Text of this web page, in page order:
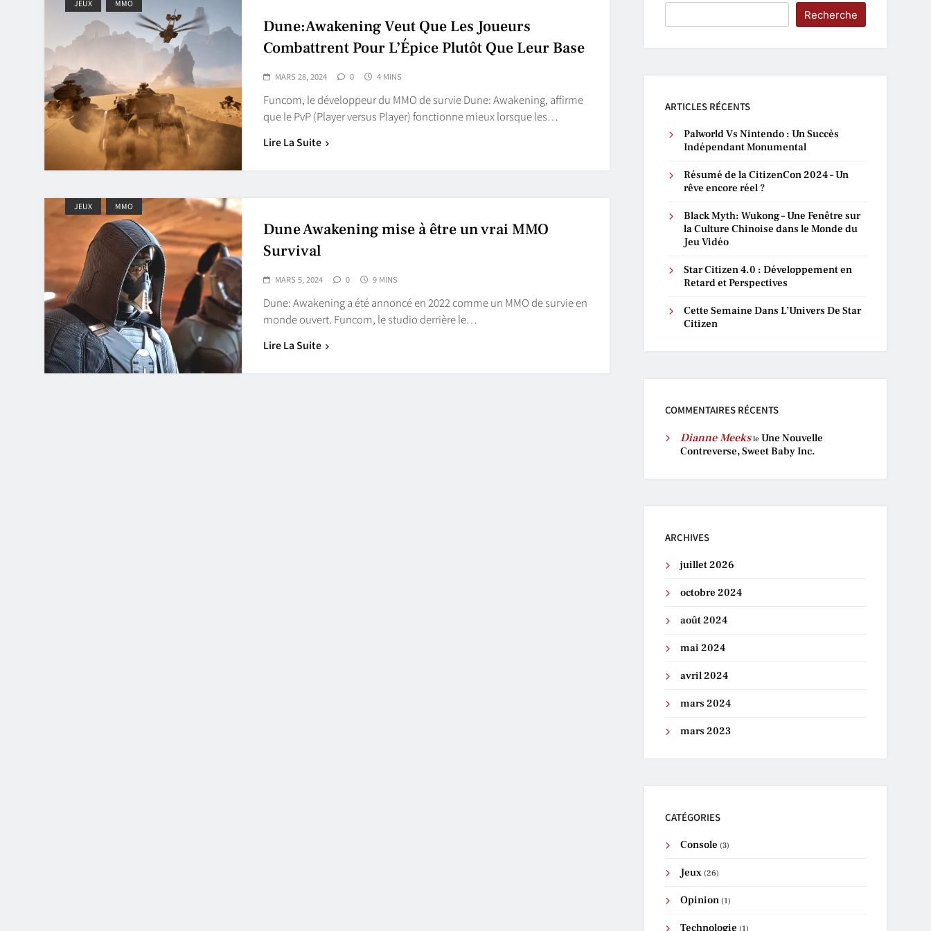
JEUX MMO
Dune:Awakening Veut Que Les Joueurs
Combattrent Pour L’Épice Plutôt Que Leur Base
MARS 28, 2024 0 4 MINS
Funcom, le développeur du MMO de survie Dune: Awakening, affirme
que le PvP (Player versus Player) fonctionne mieux lorsque les…
Lire La Suite
JEUX MMO
Dune Awakening mise à être un vrai MMO
Survival
MARS 5, 2024 0 9 MINS
Dune: Awakening a été annoncé en 2022 comme un MMO de survie en
monde ouvert. Funcom, le studio derrière le…
Lire La Suite
Recherche
ARTICLES RÉCENTS
Palworld Vs Nintendo : Un Succès
Indépendant Monumental
Résumé de la CitizenCon 2024 – Un
rêve encore réel ?
Black Myth: Wukong – Une Fenêtre sur
la Culture Chinoise dans le Monde du
Jeu Vidéo
Star Citizen 4.0 : Développement en
Retard et Perspectives
Cette Semaine Dans L’Univers De Star
Citizen
COMMENTAIRES RÉCENTS
Dianne MeeksleUne Nouvelle
Contreverse, Sweet Baby Inc.
ARCHIVES
juillet 2026
octobre 2024
août 2024
mai 2024
avril 2024
mars 2024
mars 2023
CATÉGORIES
Console (3)
Jeux (26)
Opinion (1)
Technologie (1)